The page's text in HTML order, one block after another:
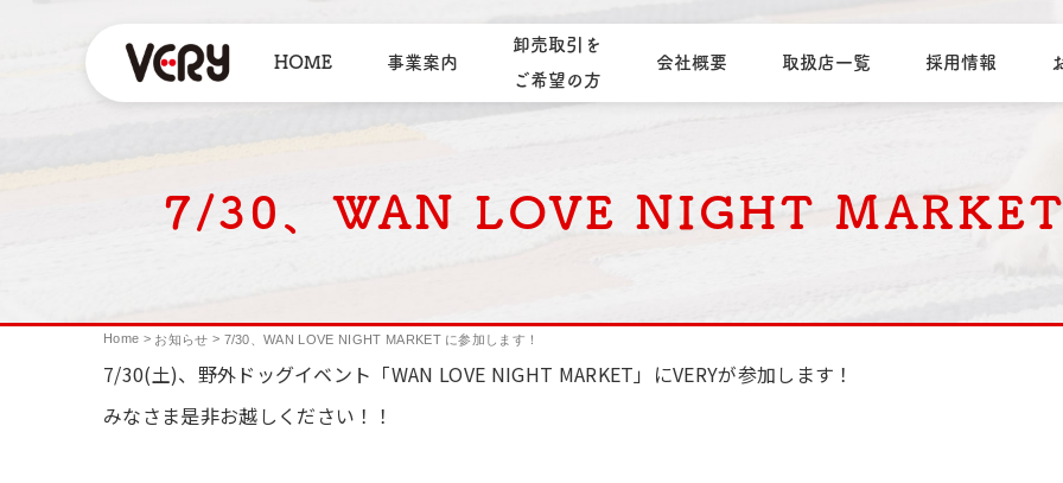
HOME 事業案内
卸売取引を
ご希望の方
会社概要 取扱店一覧 採用情報
7/30、WAN LOVE NIGHT MARKET
Home > お知らせ > 7/30、WAN LOVE NIGHT MARKET に参加します！
7/30(土)、野外ドッグイベント「WAN LOVE NIGHT MARKET」にVERYが参加します！
みなさま是非お越しください！！